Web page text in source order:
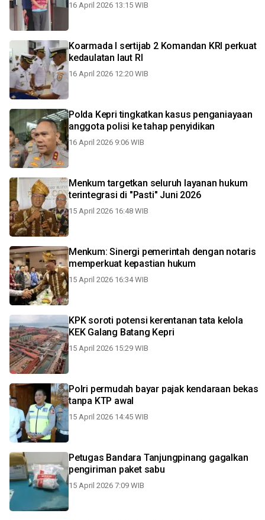
16 April 2026 13:15 WIB
Koarmada I sertijab 2 Komandan KRI perkuat
kedaulatan laut RI
16 April 2026 12:20 WIB
Polda Kepri tingkatkan kasus penganiayaan
anggota polisi ke tahap penyidikan
16 April 2026 9:06 WIB
Menkum targetkan seluruh layanan hukum
terintegrasi di "Pasti" Juni 2026
15 April 2026 16:48 WIB
Menkum: Sinergi pemerintah dengan notaris
memperkuat kepastian hukum
15 April 2026 16:34 WIB
KPK soroti potensi kerentanan tata kelola
KEK Galang Batang Kepri
15 April 2026 15:29 WIB
Polri permudah bayar pajak kendaraan bekas
tanpa KTP awal
15 April 2026 14:45 WIB
Petugas Bandara Tanjungpinang gagalkan
pengiriman paket sabu
15 April 2026 7:09 WIB